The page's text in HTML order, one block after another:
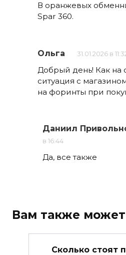
В оранжевых
Spar 360.
Ольга 31.01.2026 в
Добрый день! Как на
ситуация с
на форинты при
Даниил
в 16:44
Да, все также
Вам также
Сколько стоят